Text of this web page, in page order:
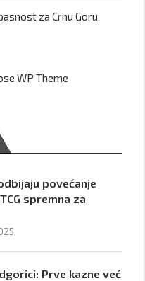
za Crnu Goru
povećanje
spremna za
Prve kazne već